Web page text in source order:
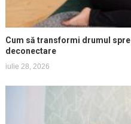
Cum să transformi drumul
deconectare
iulie 28, 2026